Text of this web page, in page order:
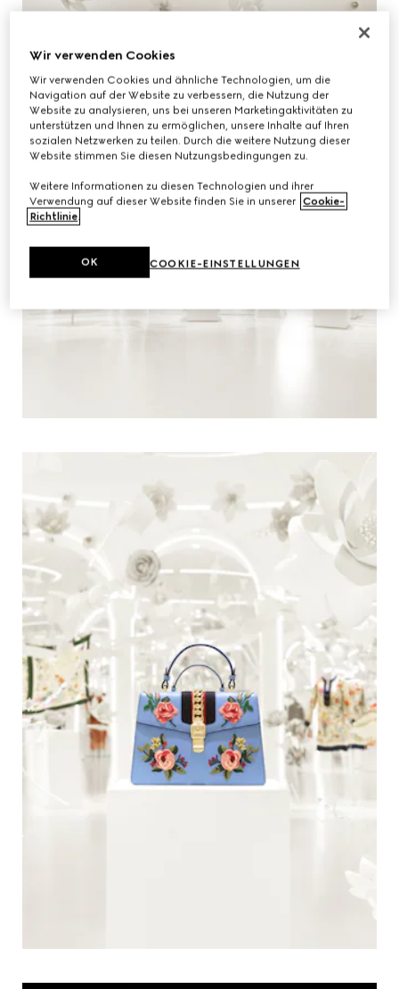
Wir verwenden Cookies
Wir verwenden Cookies und ähnliche Technologien, um die
Navigation auf der Website zu verbessern, die Nutzung der
Website zu analysieren, uns bei unseren Marketingaktivitäten zu
unterstützen und Ihnen zu ermöglichen, unsere Inhalte auf Ihren
sozialen Netzwerken zu teilen. Durch die weitere Nutzung dieser
Website stimmen Sie diesen Nutzungsbedingungen zu.
Weitere Informationen zu diesen Technologien und ihrer
Verwendung auf dieser Website finden Sie in unserer Cookie-
Richtlinie.
COOKIE-EINSTELLUNGEN
OK